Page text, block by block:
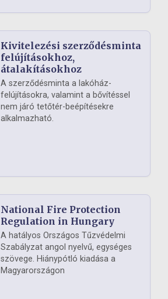
Kivitelezési szerződésminta
felújításokhoz,
átalakításokhoz
A szerződésminta a lakóház-
felújításokra, valamint a bővítéssel
nem járó tetőtér-beépítésekre
alkalmazható.
National Fire Protection
Regulation in Hungary
A hatályos Országos Tűzvédelmi
Szabályzat angol nyelvű, egységes
szövege. Hiánypótló kiadása a
Magyarországon